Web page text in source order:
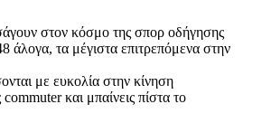
στον κόσμο της σπορ οδήγησης
άλογα, τα μέγιστα επιτρεπόμενα στην
με ευκολία στην κίνηση
και μπαίνεις πίστα το